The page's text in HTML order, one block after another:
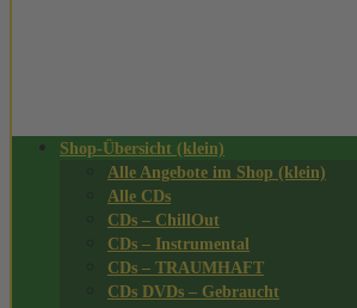
Shop-Übersicht (klein)
Alle Angebote im Shop (klein)
Alle CDs
CDs – ChillOut
CDs – Instrumental
CDs – TRAUMHAFT
CDs DVDs – Gebraucht